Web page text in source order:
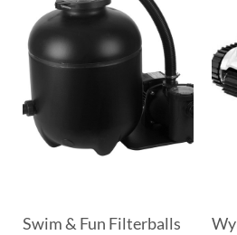
Swim & Fun Filterballs